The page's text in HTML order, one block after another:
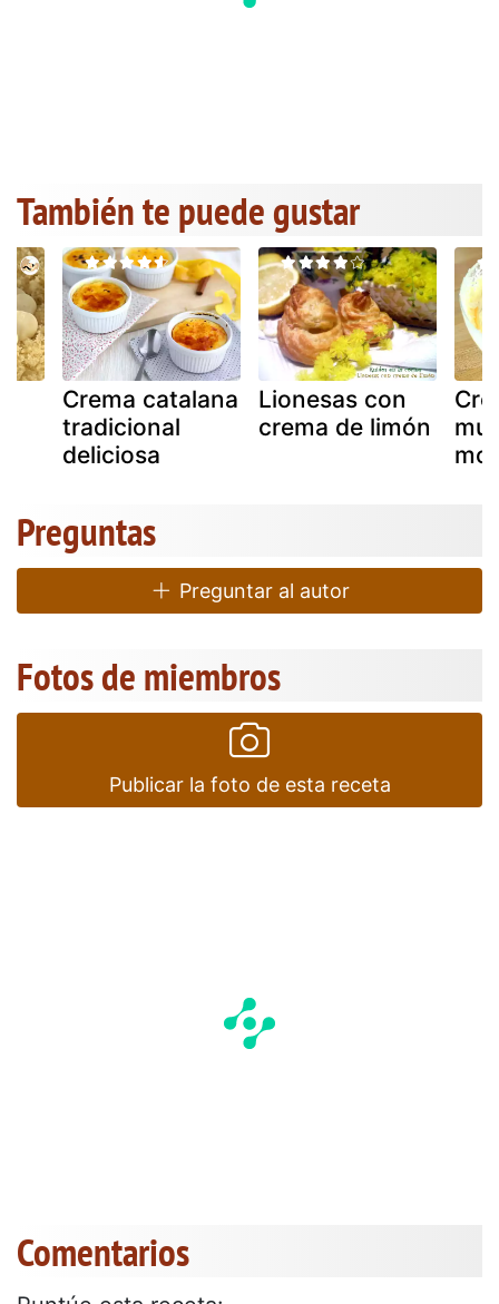
También te puede gustar
Crema catalana
tradicional
deliciosa
Lionesas con
crema de limón
Preguntas
Preguntar al autor
Fotos de miembros
Publicar la foto de esta receta
Comentarios